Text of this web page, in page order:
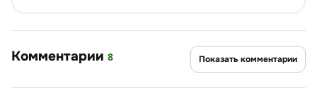
Комментарии 8 Показать комментарии